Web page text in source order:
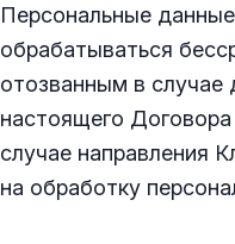
Персональные
обрабатываться
отозванным в случае
настоящего
случае направления
на обработку